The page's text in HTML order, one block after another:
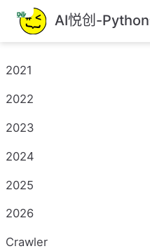
跳
至
主
內
AI悦创-
2021
2022
2023
2024
2025
2026
Crawler